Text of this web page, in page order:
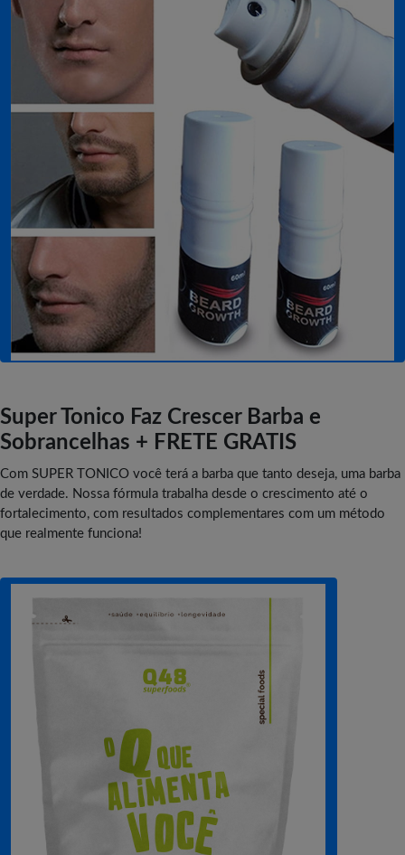
Super Tonico Faz Crescer Barba e
Sobrancelhas + FRETE GRATIS
Com SUPER TONICO você terá a barba que tanto deseja, uma barba
de verdade. Nossa fórmula trabalha desde o crescimento até o
fortalecimento, com resultados complementares com um método
que realmente funciona!